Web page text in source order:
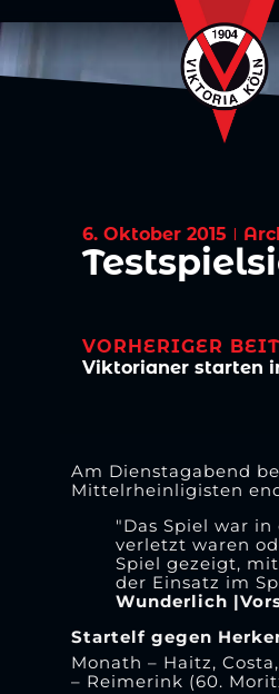
6. Oktober 2015
VORHERIGER
Viktorianer starten
Am Dienstagabend
Mittelrheinligisten
"Das Spiel war
verletzt waren
Spiel gezeigt,
der Einsatz im
Wunderlich
Startelf gegen
Monath – Haitz,
– Reimerink (60.